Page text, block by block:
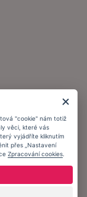
"cookie" nám totiž
věci, které vás
vyjádříte kliknutím
přes „Nastavení
Zpracování cookies